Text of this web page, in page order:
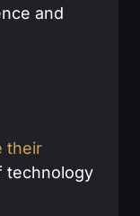
and
their
technology